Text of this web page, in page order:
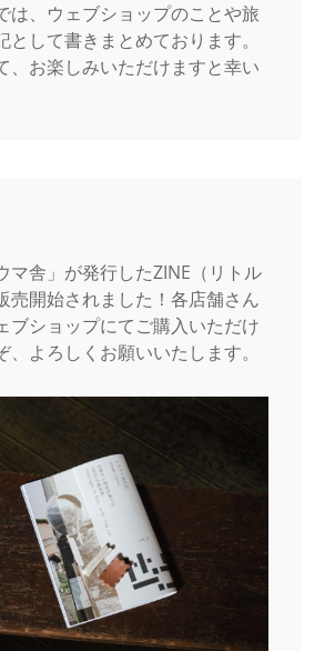
は、ウェブショップのことや旅
として書きまとめております。
、お楽しみいただけますと幸い
マ舎」が発行したZINE（リトル
売開始されました！各店舗さん
ブショップにてご購入いただけ
、よろしくお願いいたします。